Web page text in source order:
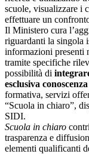
scuole, visualizzare i
effettuare un
Il Ministero cura
riguardanti la singola
informazioni presenti
tramite specifiche
possibilità di
esclusiva conoscenza
formativa, servizi
“Scuola in chiaro”,
SIDI.
Scuola in chiaro
trasparenza e
elementi qualificanti